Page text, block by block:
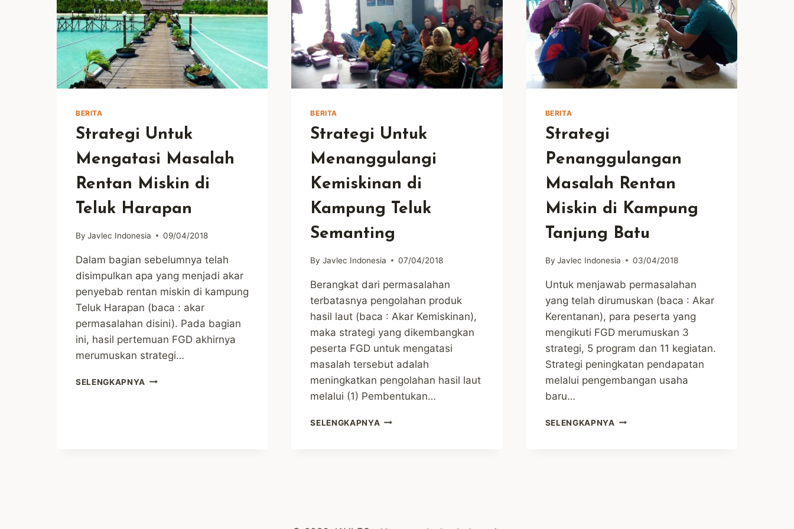
BERITA
Strategi Untuk
Mengatasi Masalah
Rentan Miskin di
Teluk Harapan
By Javlec Indonesia 09/04/2018
Dalam bagian sebelumnya telah
disimpulkan apa yang menjadi akar
penyebab rentan miskin di kampung
Teluk Harapan (baca : akar
permasalahan disini). Pada bagian
ini, hasil pertemuan FGD akhirnya
merumuskan strategi…
SELENGKAPNYA STRATEGI
BERITA
Strategi Untuk
Menanggulangi
Kemiskinan di
Kampung Teluk
Semanting
By Javlec Indonesia 07/04/2018
Berangkat dari permasalahan
terbatasnya pengolahan produk
hasil laut (baca : Akar Kemiskinan),
maka strategi yang dikembangkan
peserta FGD untuk mengatasi
masalah tersebut adalah
meningkatkan pengolahan hasil laut
melalui (1) Pembentukan…
SELENGKAPNYA STRATEGI
BERITA
Strategi
Penanggulangan
Masalah Rentan
Miskin di Kampung
Tanjung Batu
By Javlec Indonesia 03/04/2018
Untuk menjawab permasalahan
yang telah dirumuskan (baca : Akar
Kerentanan), para peserta yang
mengikuti FGD merumuskan 3
strategi, 5 program dan 11 kegiatan.
Strategi peningkatan pendapatan
melalui pengembangan usaha
baru…
SELENGKAPNYA STRATEGI